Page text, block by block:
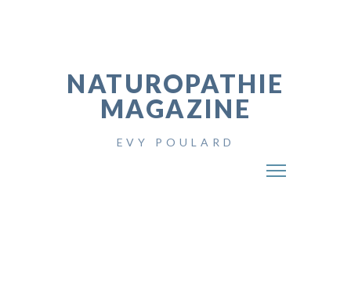
NATUROPATHIE
MAGAZINE
EVY POULARD